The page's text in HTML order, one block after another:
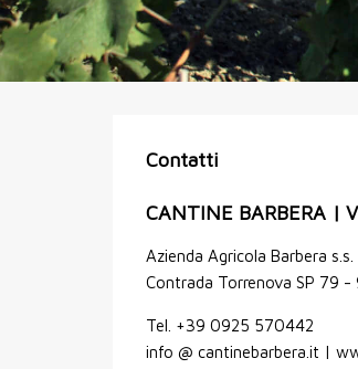
Contatti
CANTINE BARBERA |
Azienda Agricola Barbera s.s.
Contrada Torrenova SP 79
Tel. +39 0925 570442
info @ cantinebarbera.it |